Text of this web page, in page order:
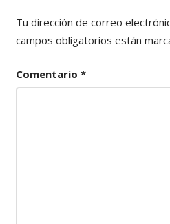
Tu dirección de correo
campos obligatorios están
Comentario *